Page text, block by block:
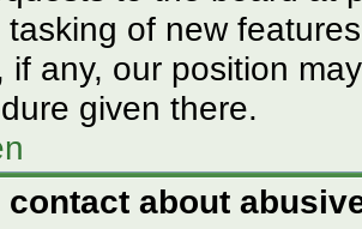
of new
if any, our position
given there.
contact about